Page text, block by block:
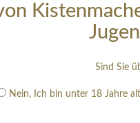
Sind Sie
Nein, Ich bin unter 18 Jahre